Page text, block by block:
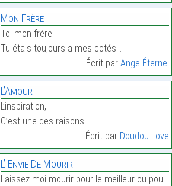
Mon Frère
Toi mon frère
Tu étais toujours a mes cotés…
Écrit par Ange Éternel
L’Amour
L’inspiration,
C’est une des raisons…
Écrit par Doudou Love
L’ Envie De Mourir
Laissez moi mourir pour le meilleur ou pour le